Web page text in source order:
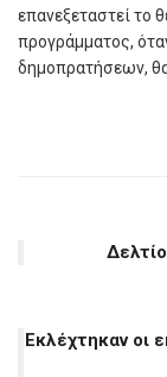
επανεξεταστεί το
προγράμματος,
δημοπρατήσεων, θα
Εκλέχτηκαν οι